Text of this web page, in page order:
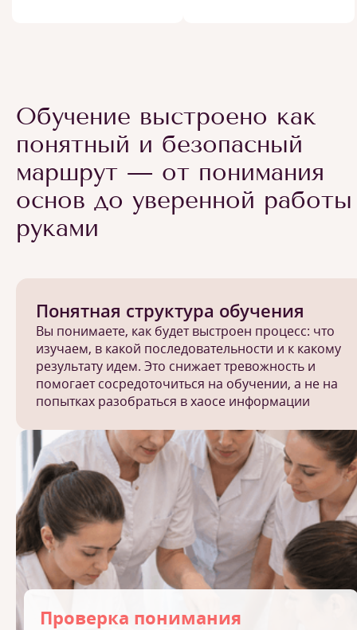
Обучение выстроено как
понятный и безопасный
маршрут — от понимания
основ до уверенной работы
руками
Понятная структура обучения
Вы понимаете, как будет выстроен процесс: что
изучаем, в какой последовательности и к какому
результату идем. Это снижает тревожность и
помогает сосредоточиться на обучении, а не на
попытках разобраться в хаосе информации
Проверка понимания